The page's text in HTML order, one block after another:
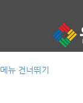
메뉴 건너뛰기